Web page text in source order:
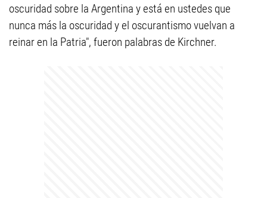
oscuridad sobre la Argentina y está en ustedes que
nunca más la oscuridad y el oscurantismo vuelvan a
reinar en la Patria", fueron palabras de Kirchner.